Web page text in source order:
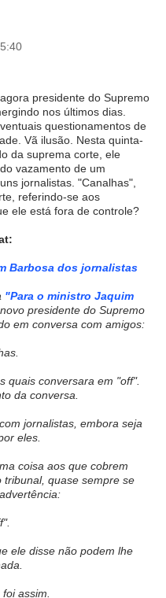
presidente do Supremo
nos últimos dias.
questionamentos de
Vã ilusão. Nesta quinta-
da suprema corte, ele
vazamento de um
jornalistas. "Canalhas",
referindo-se aos
ele está fora de controle?
Barbosa dos jornalistas
"Para o ministro Jaquim
presidente do Supremo
em conversa com amigos:
quais conversara em "off".
da conversa.
jornalistas, embora seja
eles.
coisa aos que cobrem
quase sempre se
ele disse não podem lhe
assim.